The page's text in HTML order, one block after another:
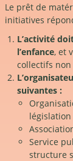
Le prêt de
initiatives
L’activité
l’enfance, et
collectifs
suivantes :
Service
structure